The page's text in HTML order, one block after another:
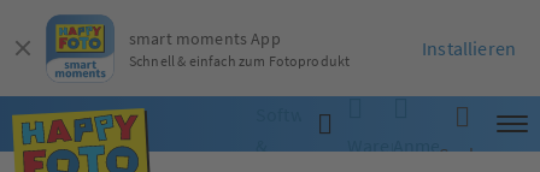
Software
WarenkorbAnmelden
Suche
smart moments App
Schnell & einfach zum Fotoprodukt
Installieren